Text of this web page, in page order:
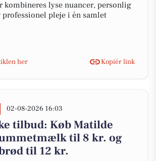
kombineres lyse nuancer, personlig
pleje i én samlet
her
Kopiér link
02-08-2026 16:03
tilbud: Køb Matilde
til 8 kr. og
til 12 kr.